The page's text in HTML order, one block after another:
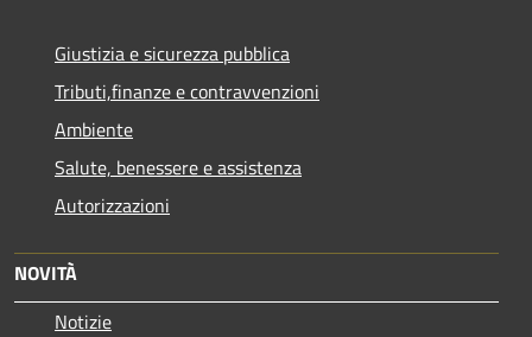
Giustizia e sicurezza pubblica
Tributi,finanze e contravvenzioni
Ambiente
Salute, benessere e assistenza
Autorizzazioni
NOVITÀ
Notizie